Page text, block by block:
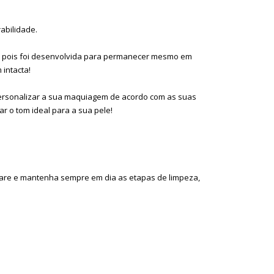
foi desenvolvida para permanecer mesmo em
intacta!
a sua maquiagem de acordo com as suas
o tom ideal para a sua pele!
e mantenha sempre em dia as etapas de limpeza,